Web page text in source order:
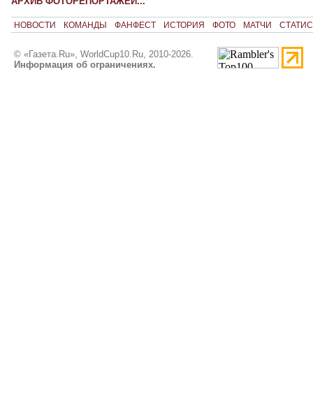
НОВОСТИ КОМАНДЫ ФАНФЕСТ ИСТОРИЯ ФОТО МАТЧИ
© «Газета.Ru», WorldCup10.Ru, 2010-2026.
Информация об ограничениях.